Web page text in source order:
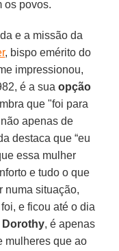
os povos.
e a missão da
, bispo emérito do
impressionou,
é a suaopção
que "foi para
apenas de
destaca que “eu
essa mulher
e tudo o que
numa situação,
e ficou até o dia
Dorothy, é apenas
mulheres que ao